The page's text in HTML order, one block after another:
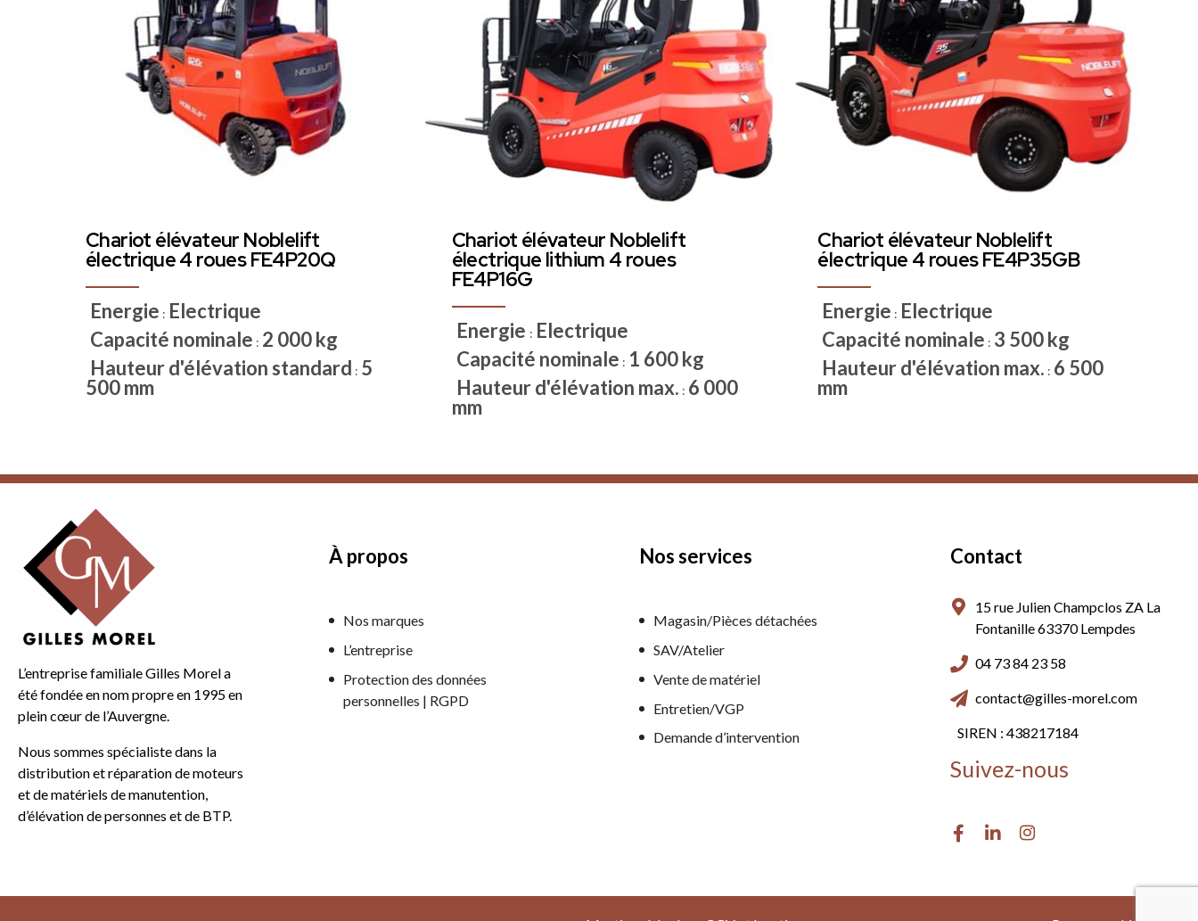
Chariot élévateur Noblelift
électrique 4 roues FE4P20Q
Energie : Electrique
Capacité nominale : 2 000 kg
Hauteur d'élévation standard : 5
500 mm
Chariot élévateur Noblelift
électrique lithium 4 roues
FE4P16G
Energie : Electrique
Capacité nominale : 1 600 kg
Hauteur d'élévation max. : 6 000
mm
Chariot élévateur Noblelift
électrique 4 roues FE4P35GB
Energie : Electrique
Capacité nominale : 3 500 kg
Hauteur d'élévation max. : 6 500
mm
L’entreprise familiale Gilles Morel a
été fondée en nom propre en 1995 en
plein cœur de l’Auvergne.
Nous sommes spécialiste dans la
distribution et réparation de moteurs
et de matériels de manutention,
d’élévation de personnes et de BTP.
À propos
Nos marques
L’entreprise
Protection des données
personnelles | RGPD
Nos services
Magasin/Pièces détachées
SAV/Atelier
Vente de matériel
Entretien/VGP
Demande d’intervention
Contact
15 rue Julien Champclos ZA La
Fontanille 63370 Lempdes
04 73 84 23 58
contact@gilles-morel.com
SIREN : 438217184
Suivez-nous